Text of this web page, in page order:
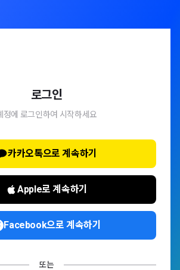
로그인
정에 로그인하여 시작하세요
카카오톡으로 계속하기
Apple로 계속하기
Facebook으로 계속하기
또는